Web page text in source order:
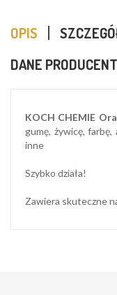
OPIS
DANE
KOCH CHEMIE
gumę, żywicę,
inne
Szybko działa!
Zawiera skuteczne